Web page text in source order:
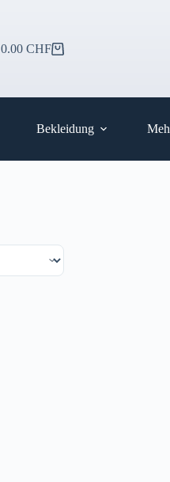
Warenkorb
0.00 CHF
Bekleidung